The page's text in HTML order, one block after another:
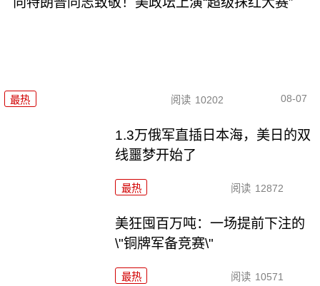
最热 阅读 10202 08-07
1.3万俄军直插日本海，美日的双
线噩梦开始了
最热 阅读 12872
美狂囤百万吨：一场提前下注的
\"铜牌军备竞赛\"
最热 阅读 10571